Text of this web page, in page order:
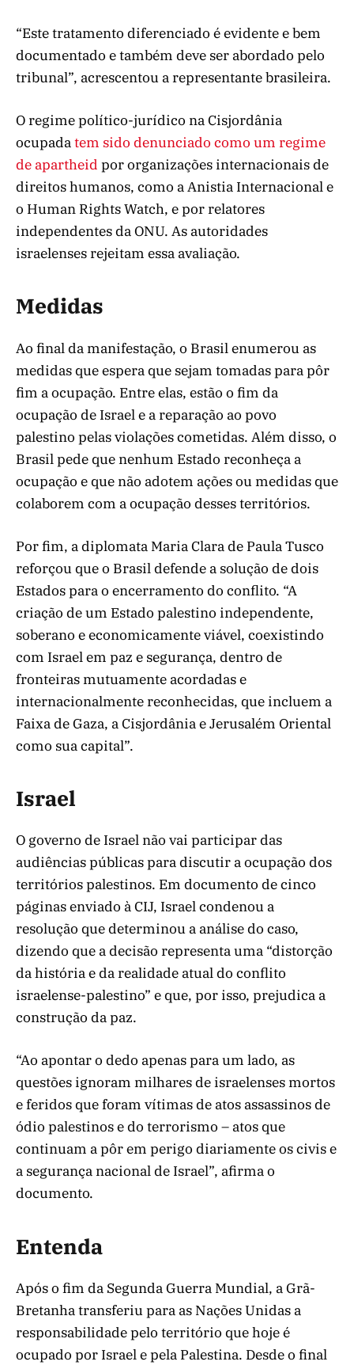
“Este tratamento diferenciado é evidente e bem
documentado e também deve ser abordado pelo
tribunal”, acrescentou a representante brasileira.
O regime político-jurídico na Cisjordânia
ocupadatem sido denunciado como um regime
de apartheid por organizações internacionais de
direitos humanos, como a Anistia Internacional e
o Human Rights Watch, e por relatores
independentes da ONU. As autoridades
israelenses rejeitam essa avaliação.
Medidas
Ao final da manifestação, o Brasil enumerou as
medidas que espera que sejam tomadas para pôr
fim a ocupação. Entre elas, estão o fim da
ocupação de Israel e a reparação ao povo
palestino pelas violações cometidas. Além disso, o
Brasil pede que nenhum Estado reconheça a
ocupação e que não adotem ações ou medidas que
colaborem com a ocupação desses territórios.
Por fim, a diplomata Maria Clara de Paula Tusco
reforçou que o Brasil defende a solução de dois
Estados para o encerramento do conflito. “A
criação de um Estado palestino independente,
soberano e economicamente viável, coexistindo
com Israel em paz e segurança, dentro de
fronteiras mutuamente acordadas e
internacionalmente reconhecidas, que incluem a
Faixa de Gaza, a Cisjordânia e Jerusalém Oriental
como sua capital”.
Israel
O governo de Israel não vai participar das
audiências públicas para discutir a ocupação dos
territórios palestinos. Em documento de cinco
páginas enviado à CIJ, Israel condenou a
resolução que determinou a análise do caso,
dizendo que a decisão representa uma “distorção
da história e da realidade atual do conflito
israelense-palestino” e que, por isso, prejudica a
construção da paz.
“Ao apontar o dedo apenas para um lado, as
questões ignoram milhares de israelenses mortos
e feridos que foram vítimas de atos assassinos de
ódio palestinos e do terrorismo – atos que
continuam a pôr em perigo diariamente os civis e
a segurança nacional de Israel”, afirma o
documento.
Entenda
Após o fim da Segunda Guerra Mundial, a Grã-
Bretanha transferiu para as Nações Unidas a
responsabilidade pelo território que hoje é
ocupado por Israel e pela Palestina. Desde o final